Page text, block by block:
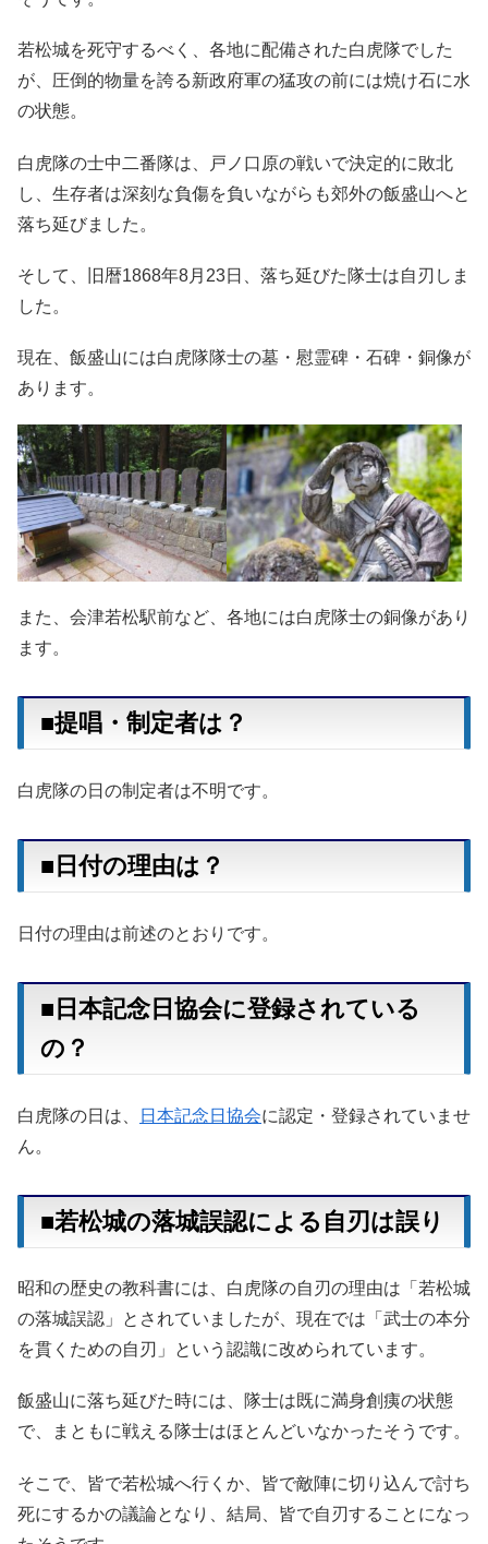
若松城を死守するべく、各地に配備された白虎隊でした
が、圧倒的物量を誇る新政府軍の猛攻の前には焼け石に水
の状態。
白虎隊の士中二番隊は、戸ノ口原の戦いで決定的に敗北
し、生存者は深刻な負傷を負いながらも郊外の飯盛山へと
落ち延びました。
そして、旧暦1868年8月23日、落ち延びた隊士は自刃しま
した。
現在、飯盛山には白虎隊隊士の墓・慰霊碑・石碑・銅像が
あります。
また、会津若松駅前など、各地には白虎隊士の銅像があり
ます。
■提唱・制定者は？
白虎隊の日の制定者は不明です。
■日付の理由は？
日付の理由は前述のとおりです。
■日本記念日協会に登録されている
の？
白虎隊の日は、 日本記念日協会に認定・登録されていませ
ん。
■若松城の落城誤認による自刃は誤り
昭和の歴史の教科書には、白虎隊の自刃の理由は「若松城
の落城誤認」とされていましたが、現在では「武士の本分
を貫くための自刃」という認識に改められています。
飯盛山に落ち延びた時には、隊士は既に満身創痍の状態
で、まともに戦える隊士はほとんどいなかったそうです。
そこで、皆で若松城へ行くか、皆で敵陣に切り込んで討ち
死にするかの議論となり、結局、皆で自刃することになっ